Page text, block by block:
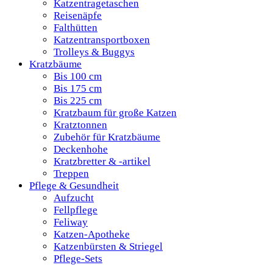
Katzentragetaschen
Reisenäpfe
Falthütten
Katzentransportboxen
Trolleys & Buggys
Kratzbäume
Bis 100 cm
Bis 175 cm
Bis 225 cm
Kratzbaum für große Katzen
Kratztonnen
Zubehör für Kratzbäume
Deckenhohe
Kratzbretter & -artikel
Treppen
Pflege & Gesundheit
Aufzucht
Fellpflege
Feliway
Katzen-Apotheke
Katzenbürsten & Striegel
Pflege-Sets